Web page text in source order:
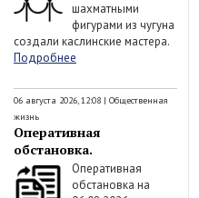
шахматными
фигурами из чугуна
создали каслинские мастера.
Подробнее
06 августа 2026, 12:08 | Общественная
жизнь
Оперативная
обстановка.
Оперативная
обстановка на